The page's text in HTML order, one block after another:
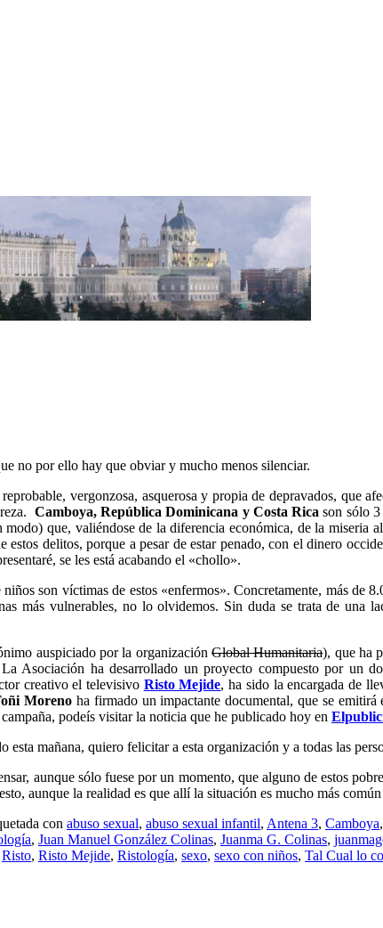
no por ello hay que obviar y mucho menos silenciar.
vergonzosa, asquerosa y propia de depravados, que
Camboya, República Dominicana y Costa Rica son sólo
que, valiéndose de la diferencia económica, de la miseria
estos delitos, porque a pesar de estar penado, con el dinero
se les está acabando el «chollo».
son víctimas de estos «enfermos». Concretamente, más de
más vulnerables, no lo olvidemos. Sin duda se trata de una
auspiciado por la organizaciónGlobal Humanitaria), que ha
Asociación ha desarrollado un proyecto compuesto por un
creativo el televisivo Risto Mejide, ha sido la encargada de
Moreno ha firmado un impactante documental, que se
podeís visitar la noticia que he publicado hoy en
esta mañana, quiero felicitar a esta organización y a todas las
aunque sólo fuese por un momento, que alguno de estos
aunque la realidad es que allí la situación es mucho más
con abuso sexual, abuso sexual infantil, Antena 3, Camboya,
, Juan Manuel González Colinas, Juanma G. Colinas,
Risto, Risto Mejide, Ristología, sexo, sexo con niños, Tal Cual lo